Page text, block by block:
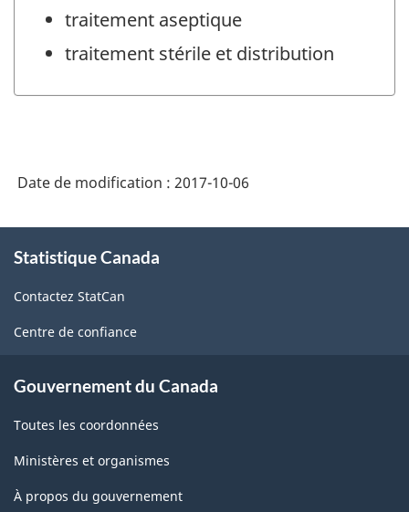
traitement aseptique
traitement stérile et distribution
Date de modification : 2017-10-06
propos
ce
site
Statistique Canada
Contactez StatCan
Centre de confiance
Gouvernement du Canada
Toutes les coordonnées
Ministères et organismes
À propos du gouvernement